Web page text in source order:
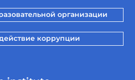
организации
коррупции